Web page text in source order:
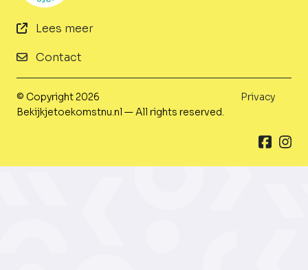
Lees meer
Contact
© Copyright 2026
Bekijkjetoekomstnu.nl — All rights reserved.
Privacy